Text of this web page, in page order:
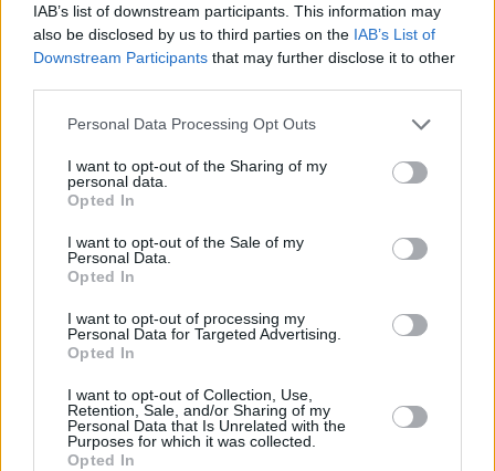
IAB’s list of downstream participants. This information may
also be disclosed by us to third parties on the IAB’s List of
Downstream Participants that may further disclose it to other
Personal Data Processing Opt Outs
I want to opt-out of the Sharing of my
personal data.
Opted In
I want to opt-out of the Sale of my
Personal Data.
Opted In
I want to opt-out of processing my
Personal Data for Targeted Advertising.
Opted In
I want to opt-out of Collection, Use,
Retention, Sale, and/or Sharing of my
Personal Data that Is Unrelated with the
Purposes for which it was collected.
Opted In
Μετά τις ανωτέρω αγορές, η Εταιρεία
κατέχει συνολικά 34.054.218 ίδιες μετοχές,
ήτοι ποσοστό 4,22% του συνόλου των
μετοχών της Εταιρείας.